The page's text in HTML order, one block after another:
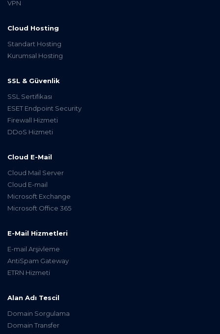
VPN
Cloud Hosting
Standart Hosting
Kurumsal Hosting
SSL & Güvenlik
SSL Sertifikası
ESET Endpoint Security
Firewall Hizmeti
DDoS Hizmeti
Cloud E-Mail
Cloud Mail Server
Cloud E-mail
Microsoft Exchange
Microsoft Office 365
E-Mail Hizmetleri
E-mail Arşivleme
AntiSpam Gateway
ETRN Hizmeti
Alan Adı Tescil
Domain Sorgulama
Domain Transfer